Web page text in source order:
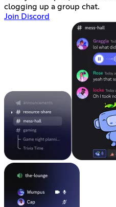
clogging up a group chat.
Join Discord